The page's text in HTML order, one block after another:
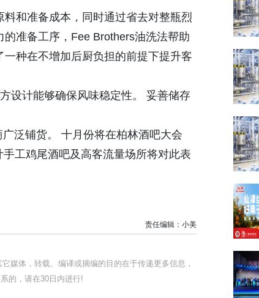
和准备成本，同时通过省去对整瓶烈
准备工序，Fee Brothers油洗法帮助
种在不增加后厨负担的前提下提升客
设计能够确保风味稳定性。 妥善储存
泛铺货。 十月份将在柏林酒吧大会
工鸡尾酒吧及高客流量场所将对此表
责任编辑：小美
媒体，转载、编译或摘编的目的在于传递更多信息，
的，请在30日内进行!